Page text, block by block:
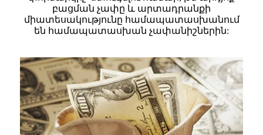
բացման չափը և արտադրանքի
միատեսակությունը համապատասխանում
են համապատասխան չափանիշներին: